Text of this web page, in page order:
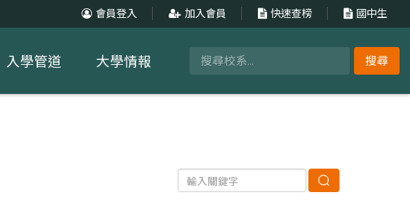
會員登入 加入會員 快速查榜 國中生
搜尋
入學管道 大學情報